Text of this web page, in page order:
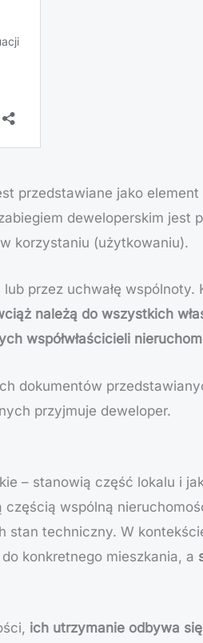
przedstawiane jako
deweloperskim jest
korzystaniu (użytkowaniu).
przez uchwałę
należą do wszystkich
współwłaścicieli
dokumentów
przyjmuje deweloper.
– stanowią część lokalu i
wspólną
stan techniczny. W
konkretnego mieszkania, a
ich utrzymanie odbywa